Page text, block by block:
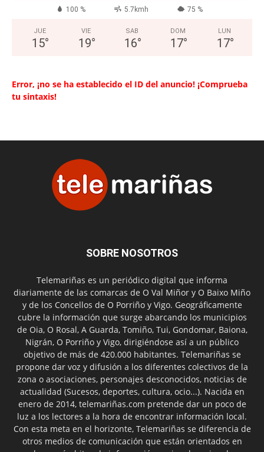
100 % 5.7kmh 75 %
JUE
15°
VIE
19°
SAB
16°
DOM
17°
LUN
17°
Error, ¡no se ha establecido el ID del anuncio! ¡Comprueba
tu sintaxis!
SOBRE NOSOTROS
Telemariñas es un periódico digital que informa
diariamente de las comarcas de O Val Miñor y O Baixo Miño
y de los Concellos de O Porriño y Vigo. Geográficamente
cubre la información que surge abarcando los municipios
de Oia, O Rosal, A Guarda, Tomiño, Tui, Gondomar, Baiona,
Nigrán, O Porriño y Vigo, dirigiéndose así a un público
objetivo de más de 420.000 habitantes. Telemariñas se
propone dar voz y difusión a los diferentes colectivos de la
zona o asociaciones, personajes desconocidos, noticias de
actualidad (Sucesos, deportes, cultura, ocio...). Nacida en
enero de 2014, telemariñas.com pretende dar un poco de
luz a los lectores a la hora de encontrar información local.
Con esta meta en el horizonte, Telemariñas se diferencia de
otros medios de comunicación que están orientados en